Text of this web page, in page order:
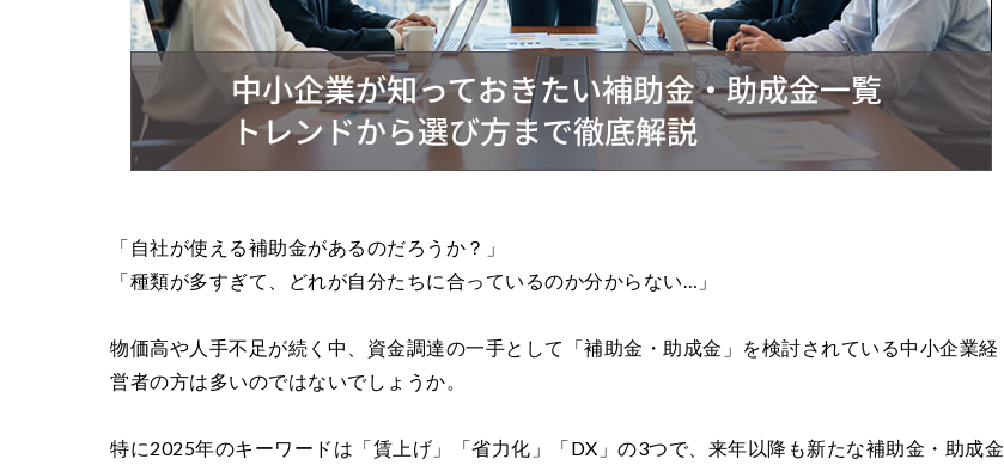
「自社が使える補助金があるのだろうか？」
「種類が多すぎて、どれが自分たちに合っているのか分からない…」
物価高や人手不足が続く中、資金調達の一手として「補助金・助成金」を検討されている中小企業経
営者の方は多いのではないでしょうか。
特に2025年のキーワードは「賃上げ」「省力化」「DX」の3つで、来年以降も新たな補助金・助成金